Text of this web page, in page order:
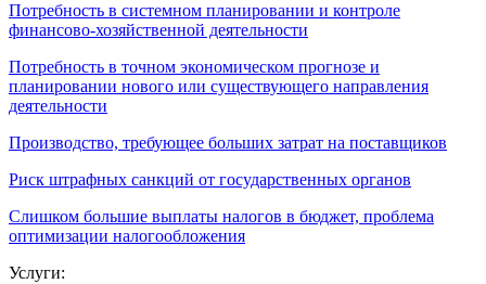
Потребность в системном планировании и контроле
финансово-хозяйственной деятельности
Потребность в точном экономическом прогнозе и
планировании нового или существующего направления
деятельности
Производство, требующее больших затрат на поставщиков
Риск штрафных санкций от государственных органов
Слишком большие выплаты налогов в бюджет, проблема
оптимизации налогообложения
Услуги: